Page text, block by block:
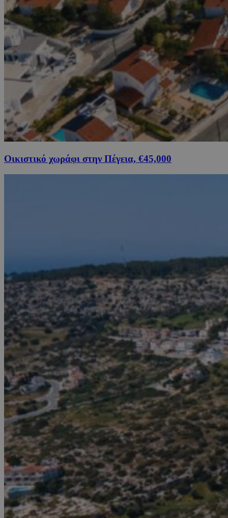
Οικιστικό χωράφι στην Πέγεια, €45,000